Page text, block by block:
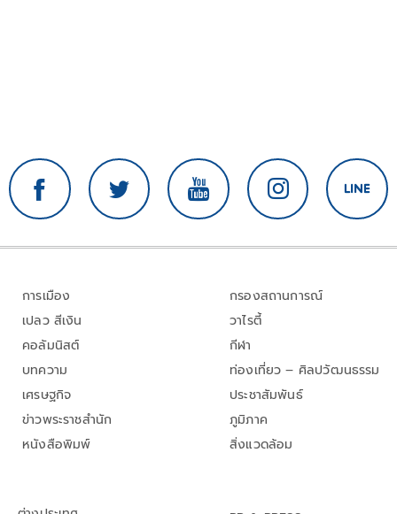
การเมือง
เปลว สีเงิน
คอลัมนิสต์
บทความ
เศรษฐกิจ
ข่าวพระราชสำนัก
หนังสือพิมพ์
กรองสถานการณ์
วาไรตี้
กีฬา
ท่องเที่ยว – ศิลปวัฒนธรรม
ประชาสัมพันธ์
ภูมิภาค
สิ่งแวดล้อม